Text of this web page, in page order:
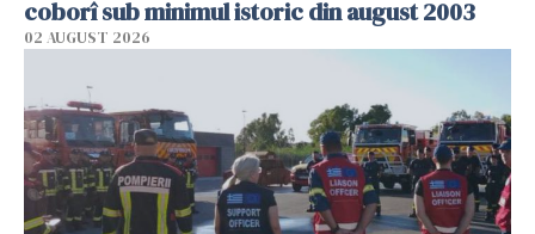
coborî sub minimul istoric din august 2003
02 AUGUST 2026